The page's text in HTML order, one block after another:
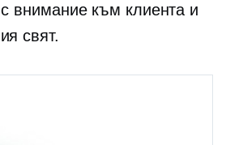
с внимание към клиента и
свят.